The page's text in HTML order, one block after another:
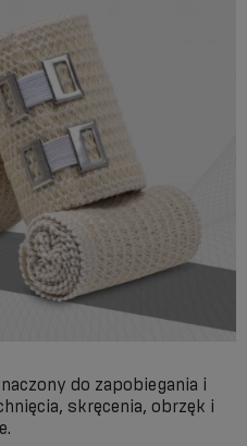
do zapobiegania i
skręcenia, obrzęk i